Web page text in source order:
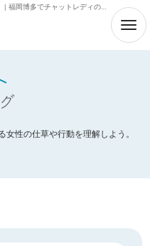
男性が苦手とする女性の仕草や行動を理解しよう。 | 福岡博多でチャットレディの求人募集なら「miuchat」
女性の仕草や行動を理解しよう。